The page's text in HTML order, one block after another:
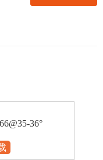
36°